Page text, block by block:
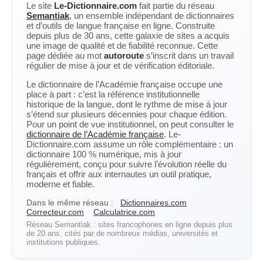
Le site Le-Dictionnaire.com fait partie du réseau
Semantiak, un ensemble indépendant de dictionnaires
et d’outils de langue française en ligne. Construite
depuis plus de 30 ans, cette galaxie de sites a acquis
une image de qualité et de fiabilité reconnue. Cette
page dédiée au mot autoroute s’inscrit dans un travail
régulier de mise à jour et de vérification éditoriale.
Le dictionnaire de l’Académie française occupe une
place à part : c’est la référence institutionnelle
historique de la langue, dont le rythme de mise à jour
s’étend sur plusieurs décennies pour chaque édition.
Pour un point de vue institutionnel, on peut consulter le
dictionnaire de l’Académie française. Le-
Dictionnaire.com assume un rôle complémentaire : un
dictionnaire 100 % numérique, mis à jour
régulièrement, conçu pour suivre l’évolution réelle du
français et offrir aux internautes un outil pratique,
moderne et fiable.
Dans le même réseau :
Dictionnaires.com
Correcteur.com
Calculatrice.com
Réseau Semantiak : sites francophones en ligne depuis plus
de 20 ans, cités par de nombreux médias, universités et
institutions publiques.